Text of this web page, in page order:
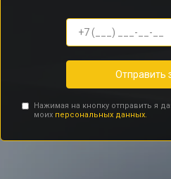
Отправить
Нажимая на кнопку отправить я
моих персональных данных.